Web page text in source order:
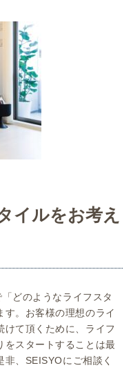
イルをお考え
どのようなライフスタ
す。お客様の理想のライ
けて頂くために、ライフ
をスタートすることは最
、SEISYOにご相談く